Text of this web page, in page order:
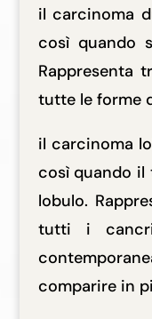
il carcinoma
così quando
Rappresenta
tutte le forme
il carcinoma
così quando il
lobulo.
tutti i
comparire in